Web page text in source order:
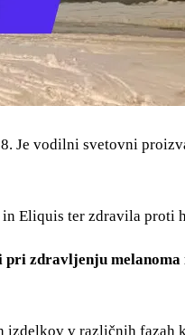
Je vodilni svetovni
Eliquis ter zdravila
zdravljenju melanoma
v različnih fazah